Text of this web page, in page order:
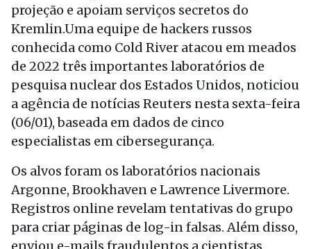
projeção e apoiam serviços secretos do
Kremlin.Uma equipe de hackers russos
conhecida como Cold River atacou em meados
de 2022 três importantes laboratórios de
pesquisa nuclear dos Estados Unidos, noticiou
a agência de notícias Reuters nesta sexta-feira
(06/01), baseada em dados de cinco
especialistas em cibersegurança.
Os alvos foram os laboratórios nacionais
Argonne, Brookhaven e Lawrence Livermore.
Registros online revelam tentativas do grupo
para criar páginas de log-in falsas. Além disso,